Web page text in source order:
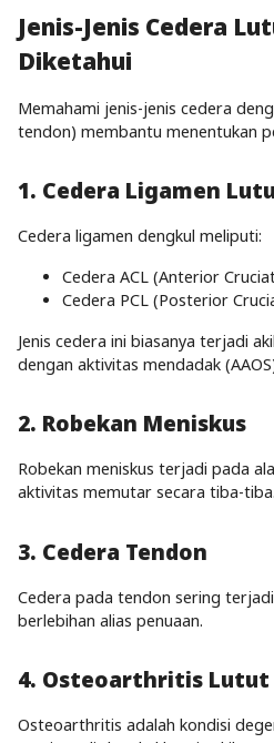
Jenis-Jenis Cedera
Diketahui
Memahami jenis-jenis cedera
tendon) membantu menentukan
1. Cedera Ligamen
Cedera ligamen dengkul meliputi:
Cedera ACL (Anterior
Cedera PCL (Posterior
Jenis cedera ini biasanya terjadi
dengan aktivitas mendadak
2. Robekan Meniskus
Robekan meniskus terjadi pada
aktivitas memutar secara tiba-tiba.
3. Cedera Tendon
Cedera pada tendon sering
berlebihan alias penuaan.
4. Osteoarthritis Lutut
Osteoarthritis adalah kondisi